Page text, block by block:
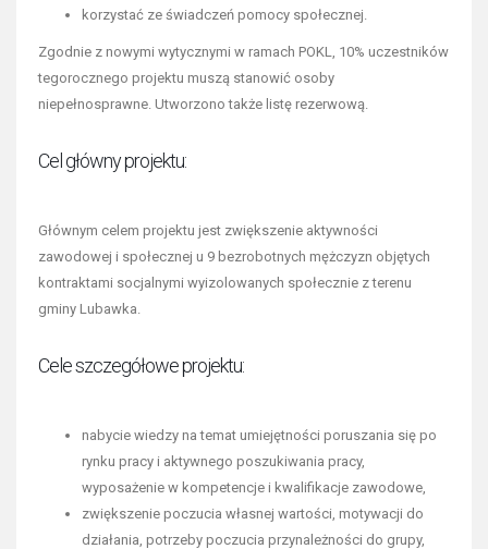
korzystać ze świadczeń pomocy społecznej.
Zgodnie z nowymi wytycznymi w ramach POKL, 10% uczestników
tegorocznego projektu muszą stanowić osoby
niepełnosprawne. Utworzono także listę rezerwową.
Cel główny projektu:
Głównym celem projektu jest zwiększenie aktywności
zawodowej i społecznej u 9 bezrobotnych mężczyzn objętych
kontraktami socjalnymi wyizolowanych społecznie z terenu
gminy Lubawka.
Cele szczegółowe projektu:
nabycie wiedzy na temat umiejętności poruszania się po
rynku pracy i aktywnego poszukiwania pracy,
wyposażenie w kompetencje i kwalifikacje zawodowe,
zwiększenie poczucia własnej wartości, motywacji do
działania, potrzeby poczucia przynależności do grupy,